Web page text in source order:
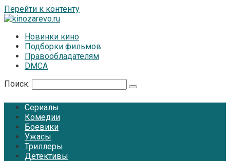
Перейти к контенту
Новинки кино
Подборки фильмов
Правообладателям
DMCA
Поиск:
Сериалы
Комедии
Боевики
Ужасы
Триллеры
Детективы